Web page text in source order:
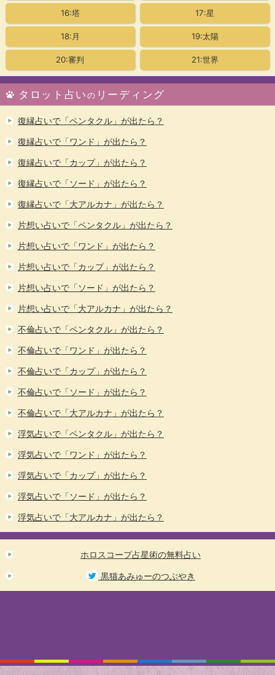
16:塔 17:星
18:月 19:太陽
20:審判 21:世界
タロット占いの リーディング
復縁占いで「ペンタクル」が出たら？
復縁占いで「ワンド」が出たら？
復縁占いで「カップ」が出たら？
復縁占いで「ソード」が出たら？
復縁占いで「大アルカナ」が出たら？
片想い占いで「ペンタクル」が出たら？
片想い占いで「ワンド」が出たら？
片想い占いで「カップ」が出たら？
片想い占いで「ソード」が出たら？
片想い占いで「大アルカナ」が出たら？
不倫占いで「ペンタクル」が出たら？
不倫占いで「ワンド」が出たら？
不倫占いで「カップ」が出たら？
不倫占いで「ソード」が出たら？
不倫占いで「大アルカナ」が出たら？
浮気占いで「ペンタクル」が出たら？
浮気占いで「ワンド」が出たら？
浮気占いで「カップ」が出たら？
浮気占いで「ソード」が出たら？
浮気占いで「大アルカナ」が出たら？
ホロスコープ占星術の無料占い
黒猫あみゅーのつぶやき